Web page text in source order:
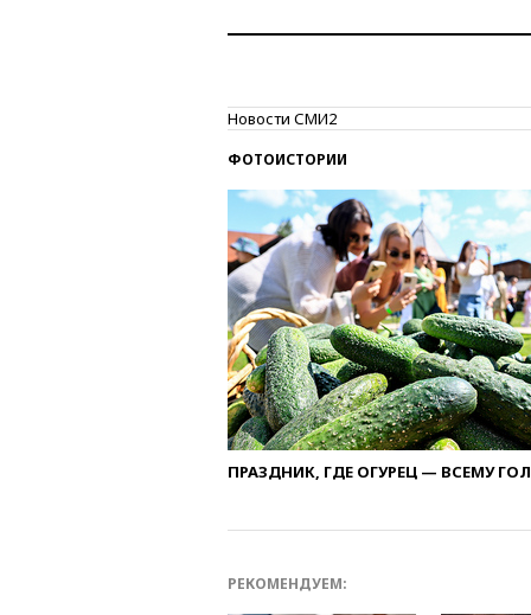
Новости СМИ2
ФОТОИСТОРИИ
ПРАЗДНИК, ГДЕ ОГУРЕЦ — ВСЕМУ
РЕКОМЕНДУЕМ: